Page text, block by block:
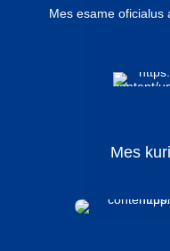
Mes esame oficialus
Mes